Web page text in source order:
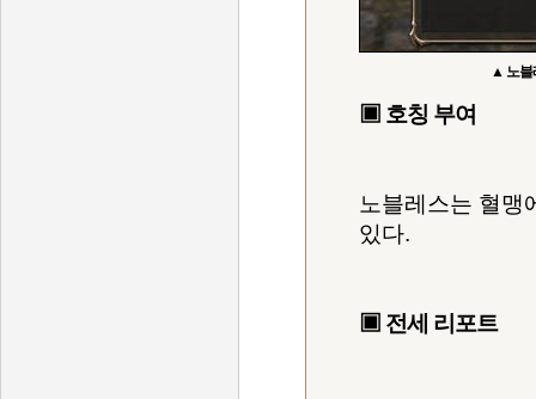
▲ 노블
▣ 호칭 부여
노블레스는 혈맹
있다.
▣ 전세 리포트